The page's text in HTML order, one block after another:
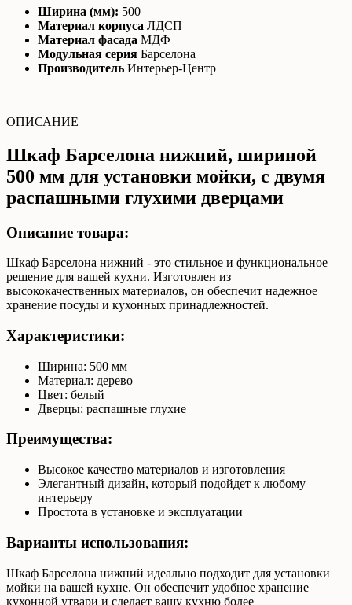
Ширина (мм): 500
Материал корпуса ЛДСП
Материал фасада МДФ
Модульная серия Барселона
Производитель Интерьер-Центр
ОПИСАНИЕ
Шкаф Барселона нижний, шириной
500 мм для установки мойки, с двумя
распашными глухими дверцами
Описание товара:
Шкаф Барселона нижний - это стильное и функциональное
решение для вашей кухни. Изготовлен из
высококачественных материалов, он обеспечит надежное
хранение посуды и кухонных принадлежностей.
Характеристики:
Ширина: 500 мм
Материал: дерево
Цвет: белый
Дверцы: распашные глухие
Преимущества:
Высокое качество материалов и изготовления
Элегантный дизайн, который подойдет к любому
интерьеру
Простота в установке и эксплуатации
Варианты использования:
Шкаф Барселона нижний идеально подходит для установки
мойки на вашей кухне. Он обеспечит удобное хранение
кухонной утвари и сделает вашу кухню более